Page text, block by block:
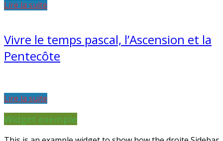
Lire la suite
Vivre le temps pascal, l’Ascension et la
Pentecôte
Lire la suite
Widget exemple